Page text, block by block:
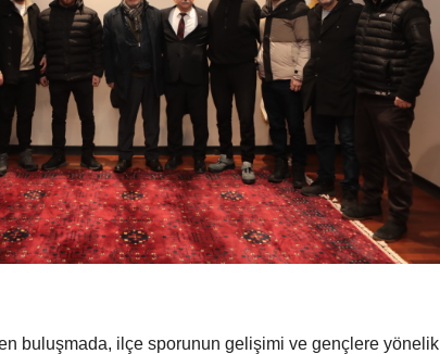
buluşmada, ilçe sporunun gelişimi ve gençlere yönelik